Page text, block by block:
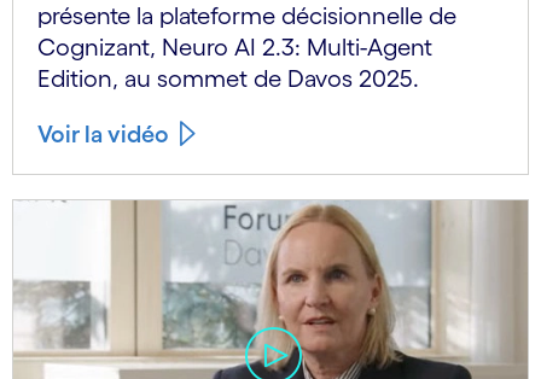
présente la plateforme décisionnelle de
Cognizant, Neuro AI 2.3: Multi-Agent
Edition, au sommet de Davos 2025.
Voir la vidéo